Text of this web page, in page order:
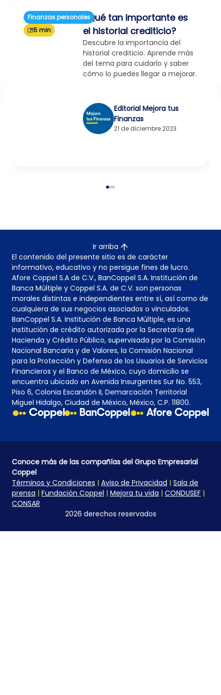
Finanzas personales
5 min
¿Qué tan importante es
el historial crediticio?
Descubre la importancia del
historial crediticio. Aprende más
del tema para cuidarlo y saber
cómo lo puedes llegar a mejorar.
Editorial Mejora tus
Finanzas
21 de diciembre 2023
Ir arriba
El contenido del presente sitio es de carácter
informativo, educativo y no persigue fines de lucro.
Afore Coppel S.A de C.V., BanCoppel S.A. Institución de
Banca Múltiple y Coppel S.A. de C.V. son personas
morales distintas e independientes entre sí, así como de
cualquiera de sus negocios asociados o vinculados.
BanCoppel S.A. Institución de Banca Múltiple, es una
institución de crédito autorizada por la Secretaría de
Hacienda y Crédito Público, supervisada por la Comisión
Nacional Bancaria y de Valores, la Comisión Nacional
para la Protección y Defensa de los Usuarios de Servicios
Financieros y el Banco de México, cuyo domicilio se
encuentra ubicado en Avenida Insurgentes Sur No. 553,
Piso 6, Colonia Escandón II, Demarcación Territorial
Miguel Hidalgo, Ciudad de México, México, C.P. 11800.
Conoce más de las compañías del Grupo Empresarial
Coppel
Términos y Condiciones | Aviso de Privacidad | Sala de
prensa | Fundación Coppel | Mejora tu vida | CONDUSEF |
CONSAR
2026 derechos reservados